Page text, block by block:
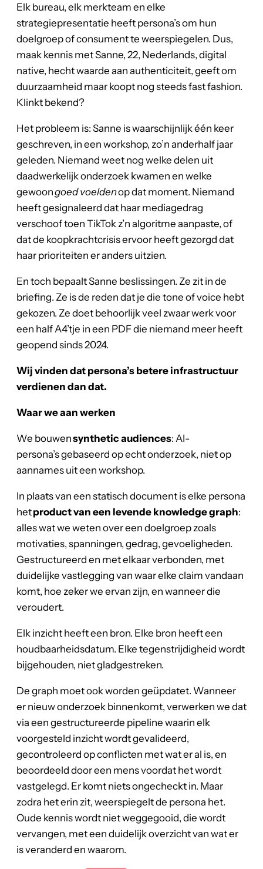
Elk bureau, elk merkteam en elke
strategiepresentatie heeft persona’s om hun
doelgroep of consument te weerspiegelen. Dus,
maak kennis met Sanne, 22, Nederlands, digital
native, hecht waarde aan authenticiteit, geeft om
duurzaamheid maar koopt nog steeds fast fashion.
Klinkt bekend?
Het probleem is: Sanne is waarschijnlijk één keer
geschreven, in een workshop, zo’n anderhalf jaar
geleden. Niemand weet nog welke delen uit
daadwerkelijk onderzoek kwamen en welke
gewoongoed voeldenop dat moment. Niemand
heeft gesignaleerd dat haar mediagedrag
verschoof toen TikTok z’n algoritme aanpaste, of
dat de koopkrachtcrisis ervoor heeft gezorgd dat
haar prioriteiten er anders uitzien.
En toch bepaalt Sanne beslissingen. Ze zit in de
briefing. Ze is de reden dat je die tone of voice hebt
gekozen. Ze doet behoorlijk veel zwaar werk voor
een half A4’tje in een PDF die niemand meer heeft
geopend sinds 2024.
Wij vinden dat persona’s betere infrastructuur
verdienen dan dat.
Waar we aan werken
We bouwensynthetic audiences: AI-
persona’s gebaseerd op echt onderzoek, niet op
aannames uit een workshop.
In plaats van een statisch document is elke persona
hetproduct van een levende knowledge graph:
alles wat we weten over een doelgroep zoals
motivaties, spanningen, gedrag, gevoeligheden.
Gestructureerd en met elkaar verbonden, met
duidelijke vastlegging van waar elke claim vandaan
komt, hoe zeker we ervan zijn, en wanneer die
veroudert.
Elk inzicht heeft een bron. Elke bron heeft een
houdbaarheidsdatum. Elke tegenstrijdigheid wordt
bijgehouden, niet gladgestreken.
De graph moet ook worden geüpdatet. Wanneer
er nieuw onderzoek binnenkomt, verwerken we dat
via een gestructureerde pipeline waarin elk
voorgesteld inzicht wordt gevalideerd,
gecontroleerd op conflicten met wat er al is, en
beoordeeld door een mens voordat het wordt
vastgelegd. Er komt niets ongecheckt in. Maar
zodra het erin zit, weerspiegelt de persona het.
Oude kennis wordt niet weggegooid, die wordt
vervangen, met een duidelijk overzicht van wat er
is veranderd en waarom.